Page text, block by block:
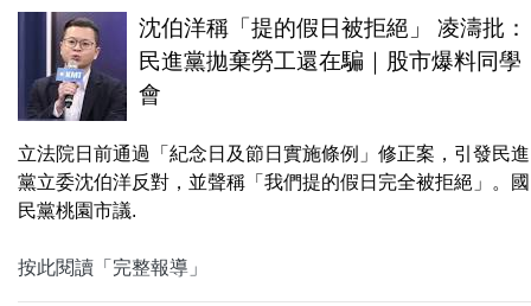
沈伯洋稱「提的假日被拒絕」 凌濤批：
民進黨拋棄勞工還在騙｜股市爆料同學
會
立法院日前通過「紀念日及節日實施條例」修正案，引發民進
黨立委沈伯洋反對，並聲稱「我們提的假日完全被拒絕」。國
民黨桃園市議.
按此閱讀「完整報導」